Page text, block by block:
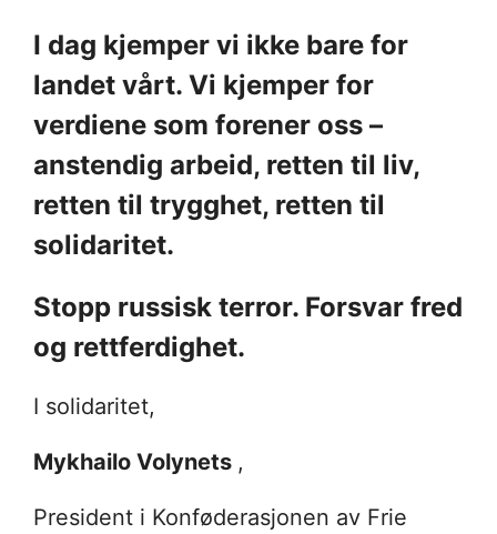
I dag kjemper vi ikke bare for
landet vårt. Vi kjemper for
verdiene som forener oss –
anstendig arbeid, retten til liv,
retten til trygghet, retten til
solidaritet.
Stopp russisk terror. Forsvar fred
og rettferdighet.
I solidaritet,
Mykhailo Volynets ,
President i Konføderasjonen av Frie